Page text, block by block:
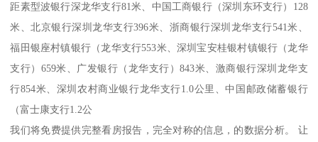
距素型波银行深龙华支行81米、中国工商银行（深圳东环支行）128
米、北京银行深圳龙华支行396米、浙商银行深圳龙华支行541米、
福田银座村镇银行（龙华支行553米、深圳宝安桂银村镇银行（龙华
支行）659米、广发银行（龙华支行）843米、激商银行深圳龙华支
行854米、深圳农村商业银行龙华支行1.0公里、中国邮政储蓄银行
（富士康支行1.2公
我们将免费提供完整看房报告，完全对称的信息，的数据分析。 让